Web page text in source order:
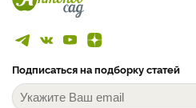
Подписаться на подборку статей